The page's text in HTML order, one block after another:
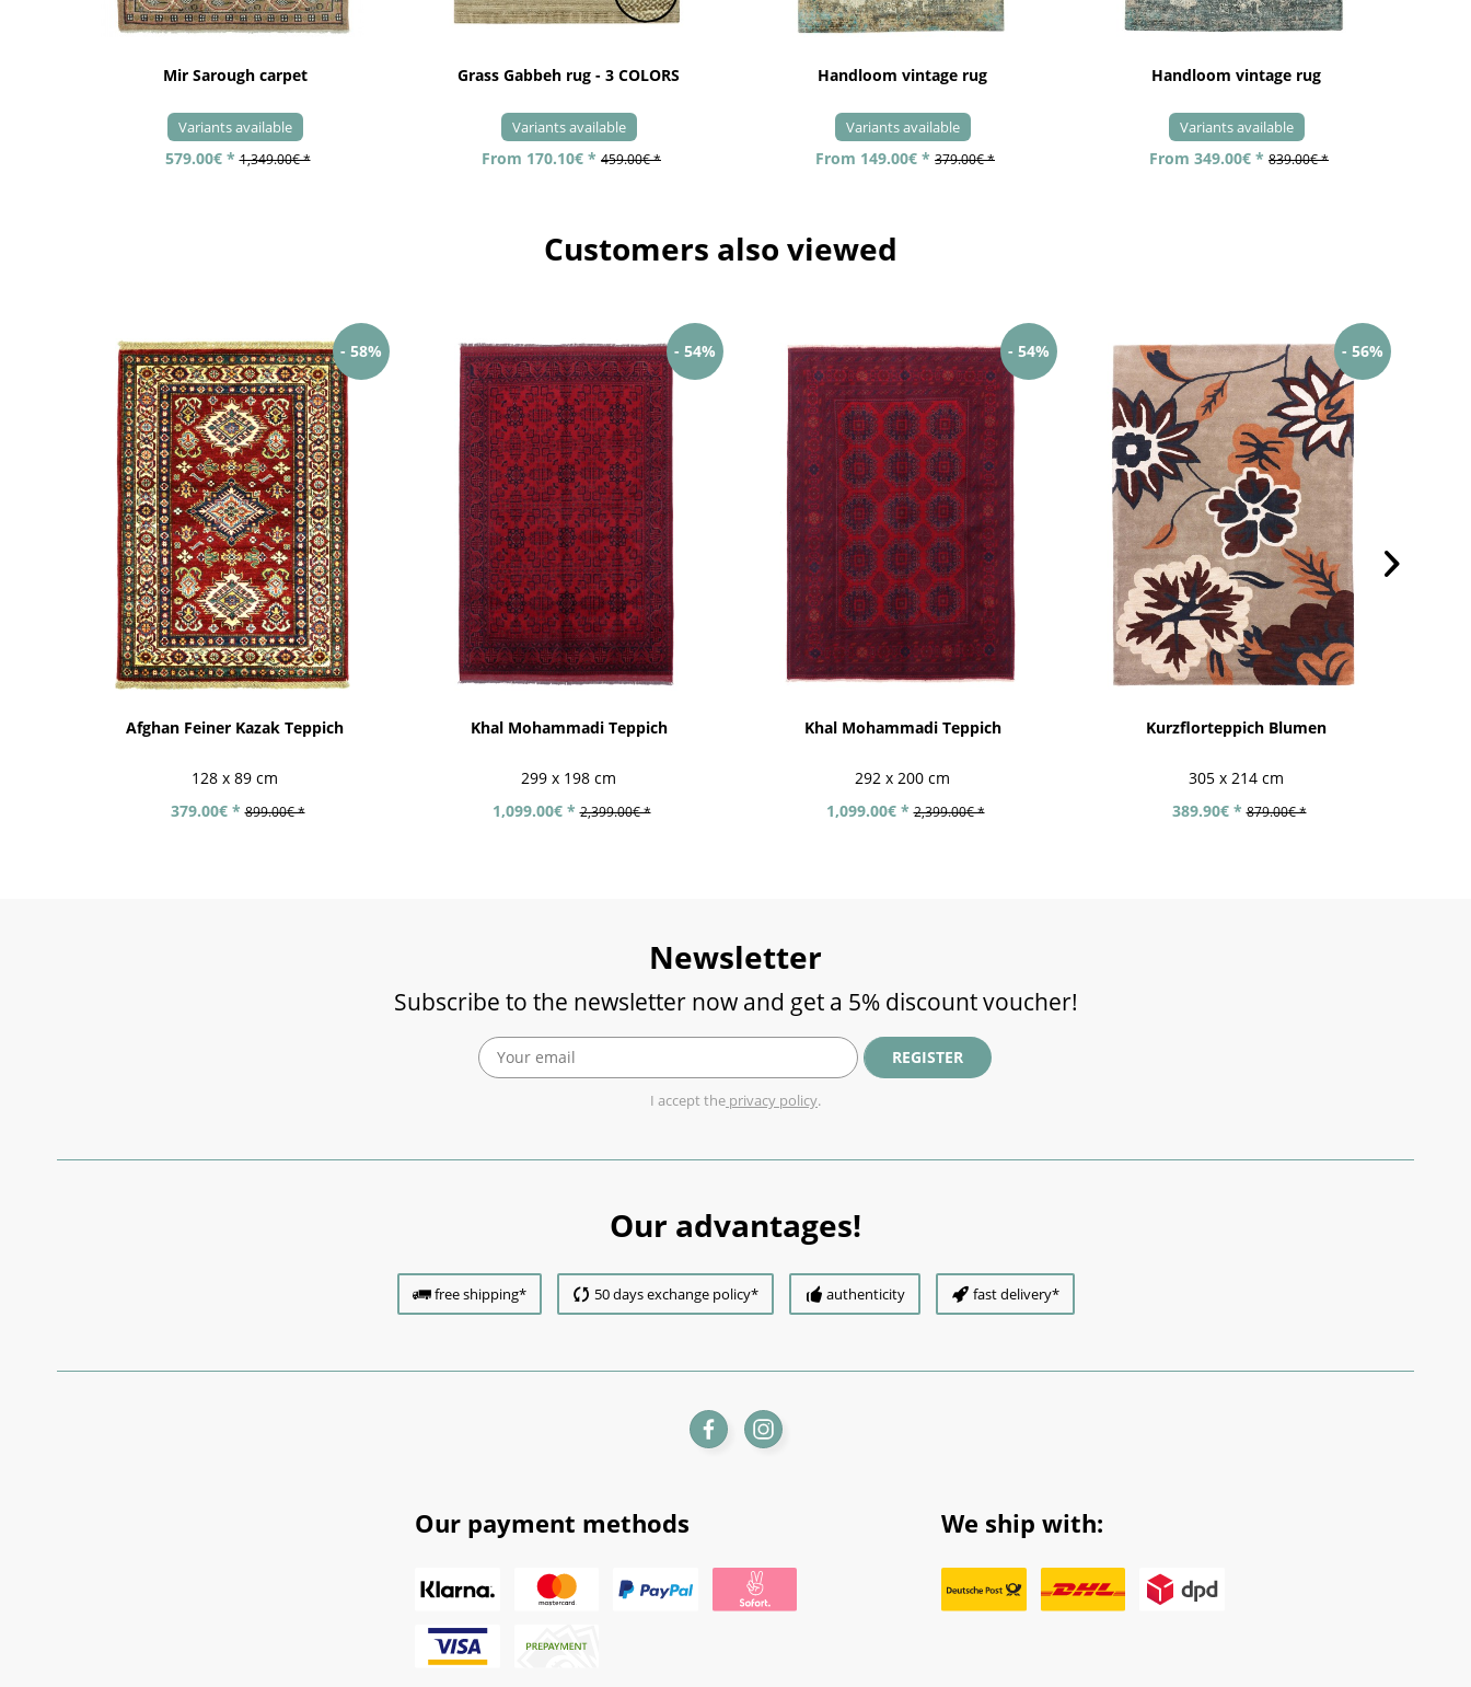
Mir Sarough carpet
Variants available
579.00€ * 1,349.00€ *
Grass Gabbeh rug - 3 COLORS
Variants available
From 170.10€ * 459.00€ *
Handloom vintage rug
Variants available
From 149.00€ * 379.00€ *
Handloom vintage rug
Variants available
From 349.00€ * 839.00€ *
Customers also viewed
- 58%
Afghan Feiner Kazak Teppich
128 x 89 cm
379.00€ * 899.00€ *
- 54%
Khal Mohammadi Teppich
299 x 198 cm
1,099.00€ * 2,399.00€ *
- 54%
Khal Mohammadi Teppich
292 x 200 cm
1,099.00€ * 2,399.00€ *
- 56%
Kurzflorteppich Blumen
305 x 214 cm
389.90€ * 879.00€ *
Newsletter
Subscribe to the newsletter now and get a 5% discount voucher!
REGISTER
I accept the privacy policy.
Our advantages!
free shipping* 50 days exchange policy* authenticity fast delivery*
Our payment methods We ship with: